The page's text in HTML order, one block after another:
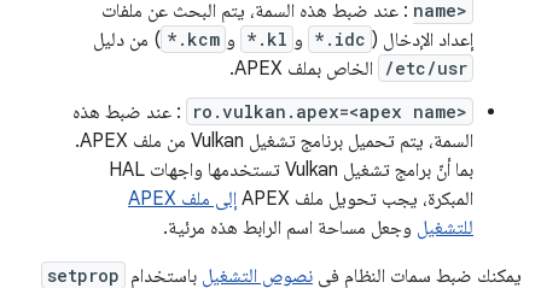
name> : عند ضبط هذه السمة، يتم البحث عن ملفات
إعداد الإدخال ( *.idc و *.kl و *.kcm ) من دليل
/etc/usr الخاص بملف APEX.
ro.vulkan.apex=<apex name>
: عند ضبط هذه
السمة، يتم تحميل برنامج تشغيل Vulkan من ملف APEX.
بما أنّ برامج تشغيل Vulkan تستخدمها واجهات HAL
المبكرة، يجب تحويل ملف APEX
إلى ملف APEX
للتشغيل وجعل مساحة اسم الرابط هذه مرئية.
يمكنك ضبط سمات النظام في نصوص التشغيل باستخدام setprop